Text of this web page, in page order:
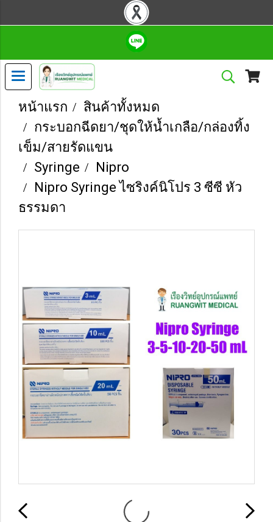
หน้าแรก
สินค้าทั้งหมด
กระบอกฉีดยา/ชุดให้น้ำเกลือ/กล่องทิ้ง
เข็ม/สายรัดแขน
Syringe
Nipro
Nipro Syringe ไซริงค์นิโปร 3 ซีซี หัว
ธรรมดา